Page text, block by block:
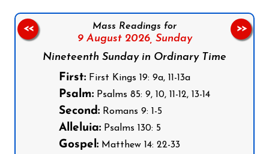
Mass Readings for
9 August 2026, Sunday
Nineteenth Sunday in Ordinary Time
First: First Kings 19: 9a, 11-13a
Psalm: Psalms 85: 9, 10, 11-12, 13-14
Second: Romans 9: 1-5
Alleluia: Psalms 130: 5
Gospel: Matthew 14: 22-33
<< >>